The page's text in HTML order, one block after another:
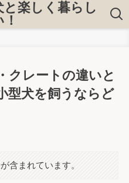
楽しく暮らし
クレートの違いと
型犬を飼うならど
含まれています。